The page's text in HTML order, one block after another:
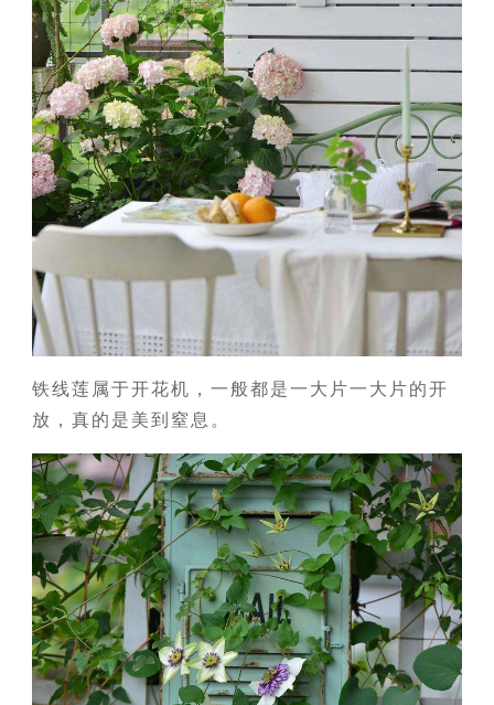
铁线莲属于开花机，一般都是一大片一大片的开
放，真的是美到窒息。